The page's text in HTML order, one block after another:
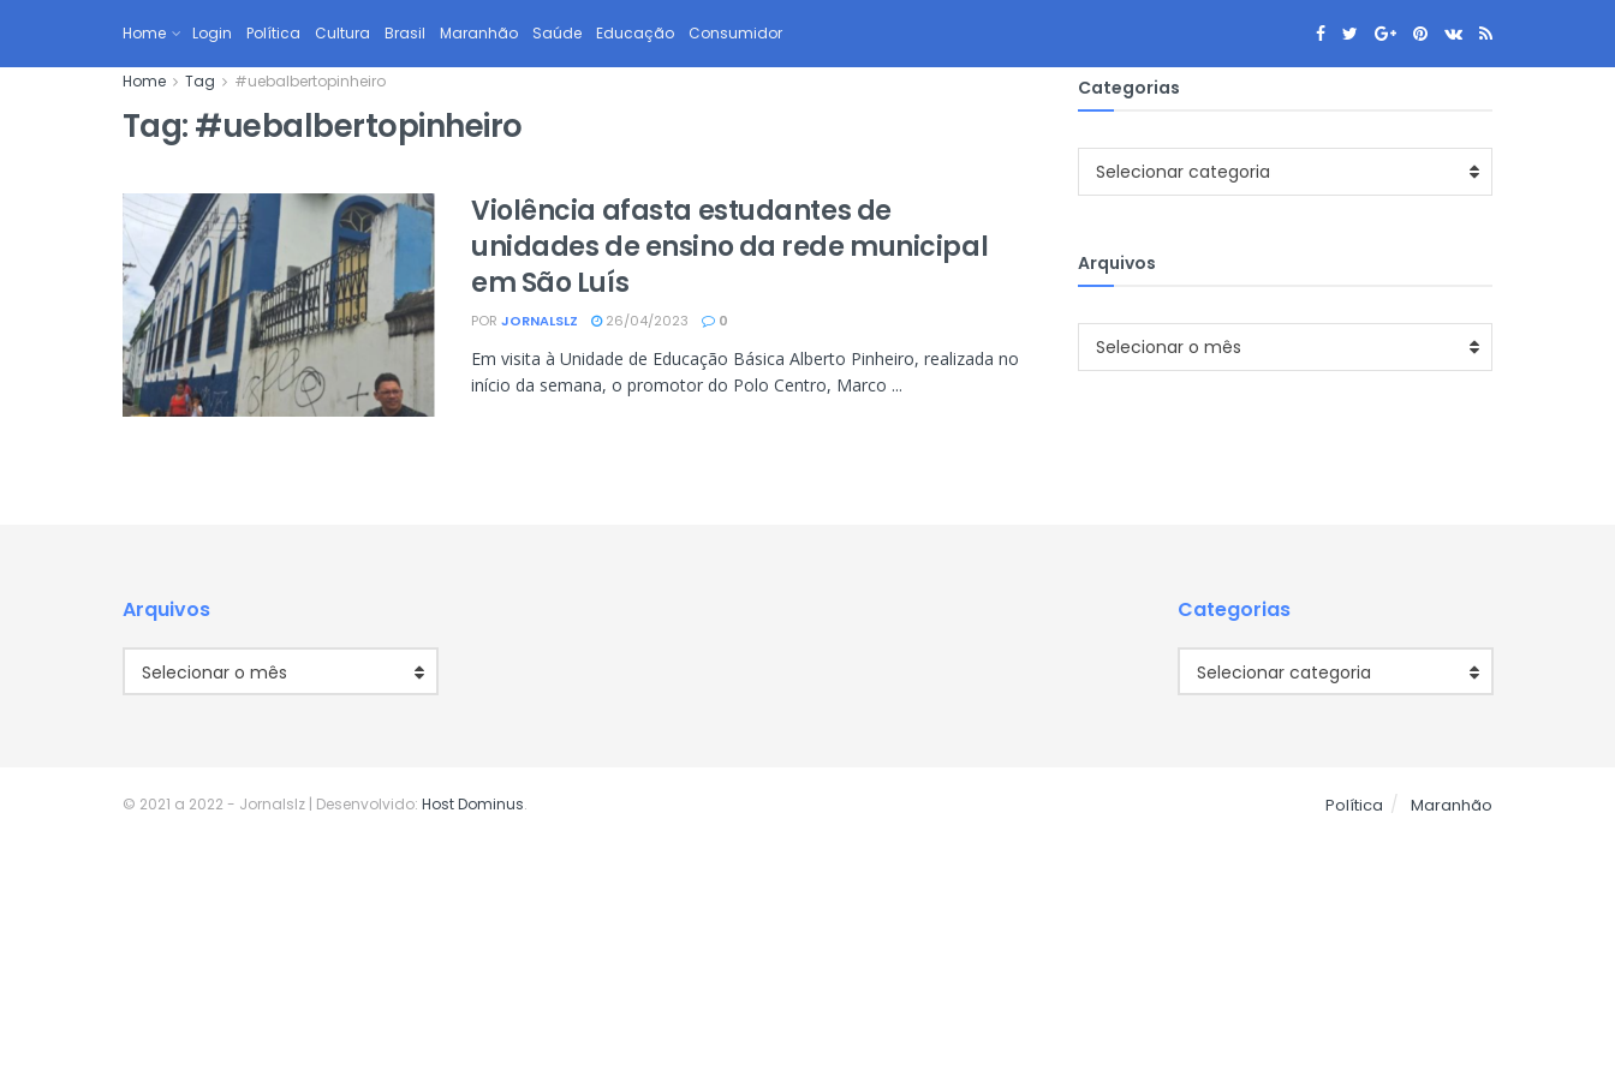
Home Login Política Cultura Brasil Maranhão Saúde Educação Consumidor
Home Tag #uebalbertopinheiro
Tag:#uebalbertopinheiro
Violência afasta estudantes de
unidades de ensino da rede municipal
em São Luís
POR JORNALSLZ 26/04/2023 0
Em visita à Unidade de Educação Básica Alberto Pinheiro, realizada no
início da semana, o promotor do Polo Centro, Marco ...
Categorias
Categorias
Selecionar categoria
Arquivos
Arquivos
Selecionar o mês
Arquivos
Selecionar o mês
Categorias
Selecionar categoria
Política Maranhão
© 2021 a 2022 - Jornalslz | Desenvolvido: Host Dominus.